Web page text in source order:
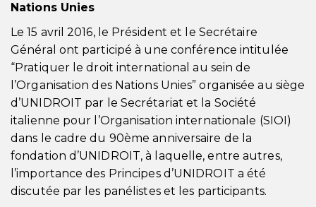
Nations Unies
Le 15 avril 2016, le Président et le Secrétaire
Général ont participé à une conférence intitulée
“Pratiquer le droit international au sein de
l’Organisation des Nations Unies” organisée au siège
d’UNIDROIT par le Secrétariat et la Société
italienne pour l’Organisation internationale (SIOI)
dans le cadre du 90ème anniversaire de la
fondation d’UNIDROIT, à laquelle, entre autres,
l’importance des Principes d’UNIDROIT a été
discutée par les panélistes et les participants.